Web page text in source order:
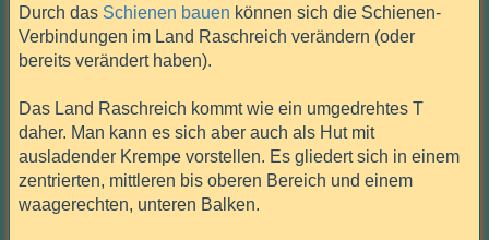
Durch das Schienen bauen können sich die Schienen-
Verbindungen im Land Raschreich verändern (oder
bereits verändert haben).
Das Land Raschreich kommt wie ein umgedrehtes T
daher. Man kann es sich aber auch als Hut mit
ausladender Krempe vorstellen. Es gliedert sich in einem
zentrierten, mittleren bis oberen Bereich und einem
waagerechten, unteren Balken.